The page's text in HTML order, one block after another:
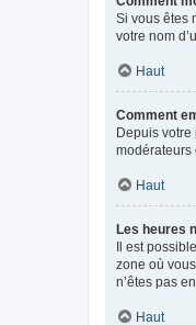
Si vous êtes
votre nom
Haut
Comment
Depuis votre
modérateurs
Haut
Les heures
Il est
zone où
n’êtes pas
Haut